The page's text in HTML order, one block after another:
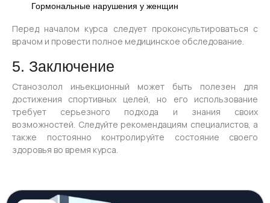
Гормональные нарушения у женщин
Перед началом курса следует проконсультироваться с
врачом и провести полное медицинское обследование.
5. Заключение
Станозолол инъекционный может быть полезен для
достижения спортивных целей, но его использование
требует серьезного подхода и знания своих
возможностей. Следуйте рекомендациям специалистов, а
также постоянно контролируйте состояние своего
здоровья во время курса.